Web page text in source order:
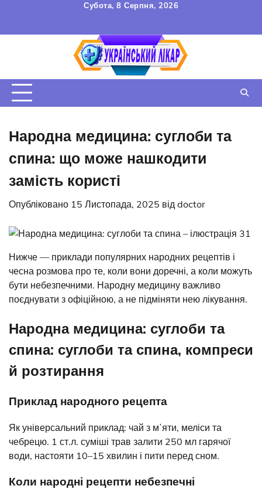
вмісту
Субота, 8 Серпня, 2026
КОРИСТУВАЧА
Народна медицина: суглоби та
спина: що може нашкодити
замість користі
Опубліковано 15 Листопада, 2025 від doctor
Нижче — приклади популярних народних рецептів і
чесна розмова про те, коли вони доречні, а коли можуть
бути небезпечними. Народну медицину важливо
поєднувати з офіційною, а не підміняти нею лікування.
Народна медицина: суглоби та
спина: суглоби та спина, компреси
й розтирання
Приклад народного рецепта
Як універсальний приклад: чай з мʼяти, меліси та
чебрецю. 1 ст.л. суміші трав залити 250 мл гарячої
води, настояти 10–15 хвилин і пити перед сном.
Коли народні рецепти небезпечні